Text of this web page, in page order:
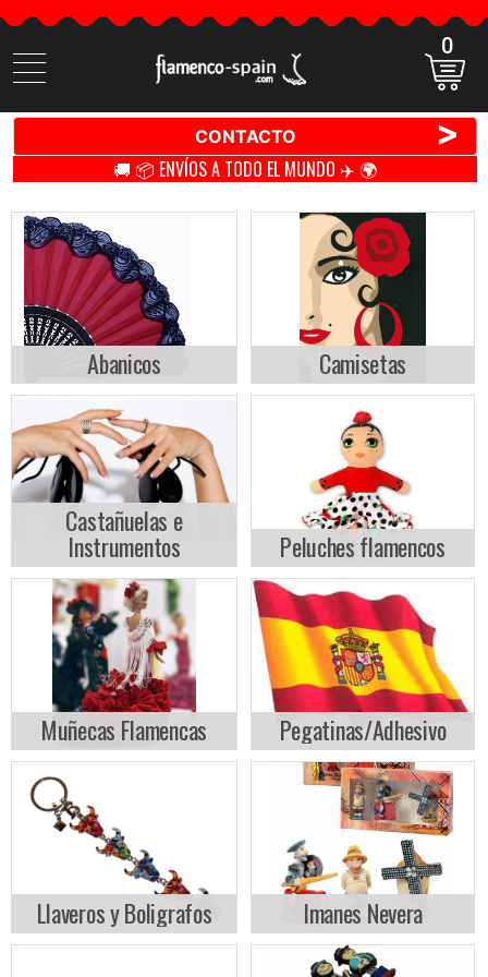
Buscar
productos
0
CONTACTO >
🚚 📦 ENVÍOS A TODO EL MUNDO ✈️ 🌍
Abanicos Camisetas
Castañuelas e
Instrumentos Peluches flamencos
Muñecas Flamencas Pegatinas/Adhesivo
Llaveros y Boligrafos Imanes Nevera